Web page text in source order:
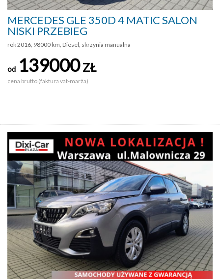
MERCEDES GLE 350D 4 MATIC SALON
NISKI PRZEBIEG
rok 2016, 98000 km, Diesel, skrzynia manualna
od 139000ZŁ
cena brutto (faktura vat-marża)